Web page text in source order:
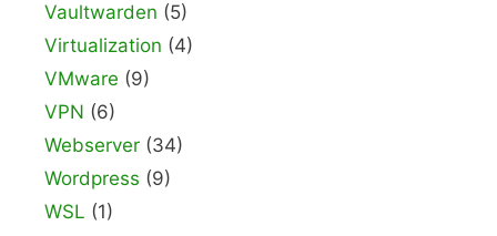
Vaultwarden (5)
Virtualization (4)
VMware (9)
VPN (6)
Webserver (34)
Wordpress (9)
WSL (1)